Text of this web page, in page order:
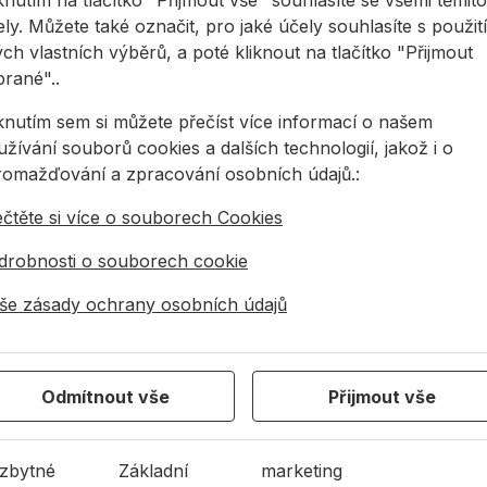
Nalévací hrdlo
...
Kč /ks
s DPH
skladě
stavebního vysavače
2004,68 Kč ks
Na skladě
činnost
COLLOMIX 5l plastová
COLLOMIX
Vědro COLLOMIX 34
Můžete také označit, pro jaké účely souhlasíte s
vlastních výběrů, a poté kliknout na tlačítko "Přijmout
sem si můžete přečíst více informací o našem
souborů cookies a dalších technologií, jakož i o
a zpracování osobních údajů.:
si více o souborech Cookies
o souborech cookie
zásady ochrany osobních údajů
Odmítnout vše Přijmout vše
Základní marketing